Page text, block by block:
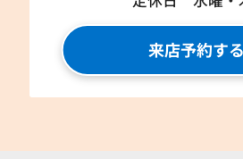
来店予約する